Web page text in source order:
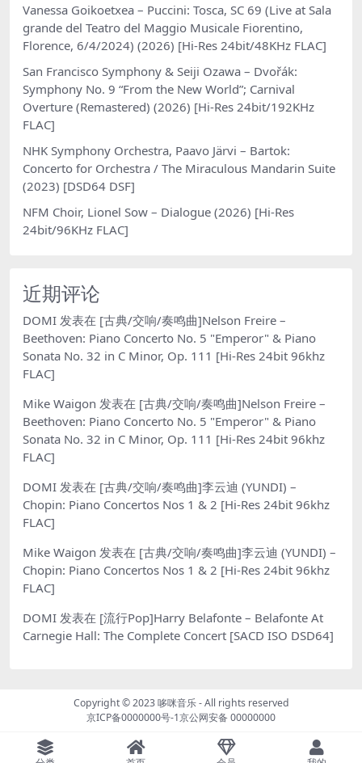
Vanessa Goikoetxea – Puccini: Tosca, SC 69 (Live at Sala
grande del Teatro del Maggio Musicale Fiorentino,
Florence, 6/4/2024) (2026) [Hi-Res 24bit/48KHz FLAC]
San Francisco Symphony & Seiji Ozawa – Dvořák:
Symphony No. 9 “From the New World”; Carnival
Overture (Remastered) (2026) [Hi-Res 24bit/192KHz
FLAC]
NHK Symphony Orchestra, Paavo Järvi – Bartok:
Concerto for Orchestra / The Miraculous Mandarin Suite
(2023) [DSD64 DSF]
NFM Choir, Lionel Sow – Dialogue (2026) [Hi-Res
24bit/96KHz FLAC]
近期评论
DOMI 发表在 [古典/交响/奏鸣曲]Nelson Freire –
Beethoven: Piano Concerto No. 5 "Emperor" & Piano
Sonata No. 32 in C Minor, Op. 111 [Hi-Res 24bit 96khz
FLAC]
Mike Waigon 发表在 [古典/交响/奏鸣曲]Nelson Freire –
Beethoven: Piano Concerto No. 5 "Emperor" & Piano
Sonata No. 32 in C Minor, Op. 111 [Hi-Res 24bit 96khz
FLAC]
DOMI 发表在 [古典/交响/奏鸣曲]李云迪 (YUNDI) –
Chopin: Piano Concertos Nos 1 & 2 [Hi-Res 24bit 96khz
FLAC]
Mike Waigon 发表在 [古典/交响/奏鸣曲]李云迪 (YUNDI) –
Chopin: Piano Concertos Nos 1 & 2 [Hi-Res 24bit 96khz
FLAC]
DOMI 发表在 [流行Pop]Harry Belafonte – Belafonte At
Carnegie Hall: The Complete Concert [SACD ISO DSD64]
Copyright © 2023哆咪音乐- All rights reserved
京ICP备0000000号-1京公网安备 00000000